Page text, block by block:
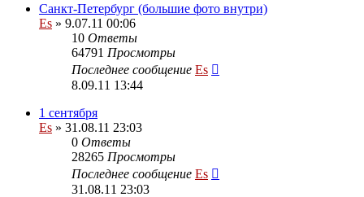
Санкт-Петербург (большие фото внутри)
Es » 9.07.11 00:06
10 Ответы
64791 Просмотры
Последнее сообщение Es
8.09.11 13:44
1 сентября
Es » 31.08.11 23:03
0 Ответы
28265 Просмотры
Последнее сообщение Es
31.08.11 23:03